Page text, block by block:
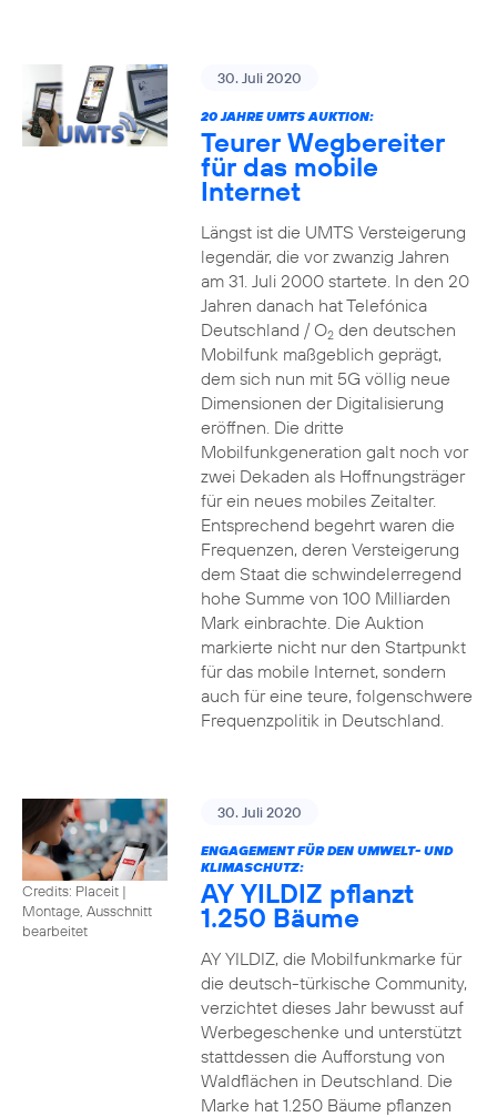
30. Juli 2020
20 JAHRE UMTS AUKTION:
Teurer Wegbereiter
für das mobile
Internet
Längst ist die UMTS Versteigerung
legendär, die vor zwanzig Jahren
am 31. Juli 2000 startete. In den 20
Jahren danach hat Telefónica
Deutschland / O2den deutschen
Mobilfunk maßgeblich geprägt,
dem sich nun mit 5G völlig neue
Dimensionen der Digitalisierung
eröffnen. Die dritte
Mobilfunkgeneration galt noch vor
zwei Dekaden als Hoffnungsträger
für ein neues mobiles Zeitalter.
Entsprechend begehrt waren die
Frequenzen, deren Versteigerung
dem Staat die schwindelerregend
hohe Summe von 100 Milliarden
Mark einbrachte. Die Auktion
markierte nicht nur den Startpunkt
für das mobile Internet, sondern
auch für eine teure, folgenschwere
Frequenzpolitik in Deutschland.
Credits: Placeit |
Montage, Ausschnitt
bearbeitet
30. Juli 2020
ENGAGEMENT FÜR DEN UMWELT- UND
KLIMASCHUTZ:
AY YILDIZ pflanzt
1.250 Bäume
AY YILDIZ, die Mobilfunkmarke für
die deutsch-türkische Community,
verzichtet dieses Jahr bewusst auf
Werbegeschenke und unterstützt
stattdessen die Aufforstung von
Waldflächen in Deutschland. Die
Marke hat 1.250 Bäume pflanzen